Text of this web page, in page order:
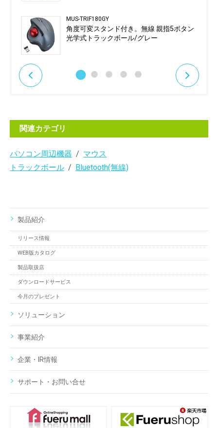
MUS-TRIF180GY
角度可変スタンド付き。無線 親指5ボタン
光学式トラックボール/グレー
関連カテゴリ
パソコン周辺機器
マウス
トラックボール
Bluetooth(無線)
製品紹介
リリース情報
WEB版カタログ
製品取扱店
ダウンロードサービス
今月のプレゼント
ソリューション
事業紹介
企業・IR情報
サポート・お問い合せ